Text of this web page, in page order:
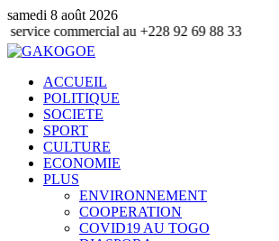
samedi 8 août 2026
au +228 92 69 88 33
ACCUEIL
POLITIQUE
SOCIETE
SPORT
CULTURE
ECONOMIE
PLUS
ENVIRONNEMENT
COOPERATION
COVID19 AU TOGO